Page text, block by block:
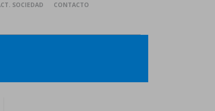
SOCIEDAD CONTACTO